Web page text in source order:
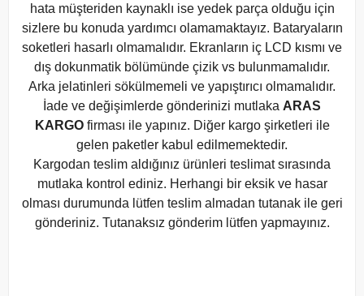
hata müşteriden kaynaklı ise yedek parça olduğu için
sizlere bu konuda yardımcı olamamaktayız. Bataryaların
soketleri hasarlı olmamalıdır. Ekranların iç LCD kısmı ve
dış dokunmatik bölümünde çizik vs bulunmamalıdır.
Arka jelatinleri sökülmemeli ve yapıştırıcı olmamalıdır.
İade ve değişimlerde gönderinizi mutlaka ARAS
KARGOfirması ile yapınız. Diğer kargo şirketleri ile
gelen paketler kabul edilmemektedir.
Kargodan teslim aldığınız ürünleri teslimat sırasında
mutlaka kontrol ediniz. Herhangi bir eksik ve hasar
olması durumunda lütfen teslim almadan tutanak ile geri
gönderiniz. Tutanaksız gönderim lütfen yapmayınız.